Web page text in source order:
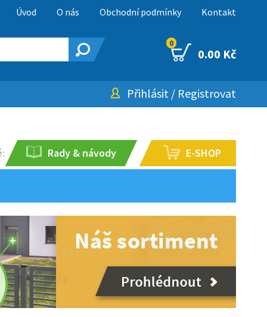
Úvod O nás Obchodní podmínky Kontakt
0
0.00 Kč
Přihlásit / Registrovat
Rady & návody E-SHOP